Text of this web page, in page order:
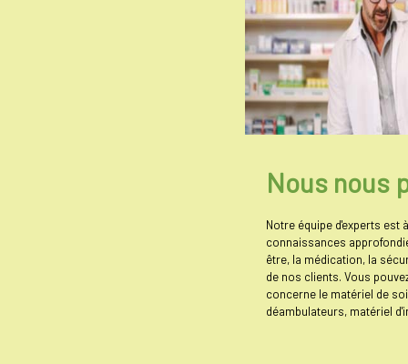
Nous nous
Notre équipe d'experts est
connaissances
être, la médication, la
de nos clients. Vous
concerne le matériel de
déambulateurs, matériel